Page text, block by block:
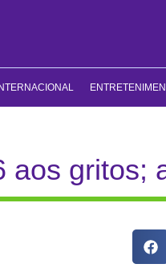
aos gritos;